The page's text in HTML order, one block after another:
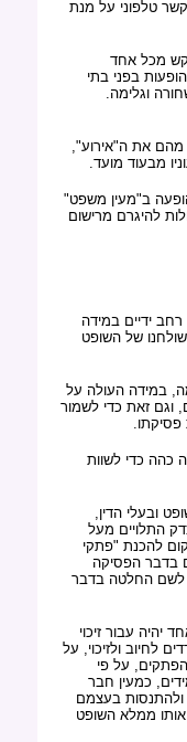
טלפוני על מנת
מכל אחד
בפני בתי
וגלימה.
מהם את ה"אירוע",
מבעוד מועד.
ב"מעין משפט"
להיגרם מרישום
ידיים במידה
של השופט
במידה העולה על
וגם זאת כדי לשמור
פסיקתו.
כהה כדי לשוות
ובעלי הדין,
התלויים מעל
להכנת "פתקי
בדבר הפסיקה
לשם החלטה בדבר
יהיה עבור זיכוי
לחיוב ולזיכוי, על
הפתקים, על פי
כמעין חבר
ולהתנסות בעצמם
ממלא השופט